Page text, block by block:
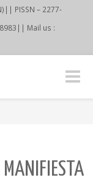
PISSN – 2277-
Mail us :
Toggle